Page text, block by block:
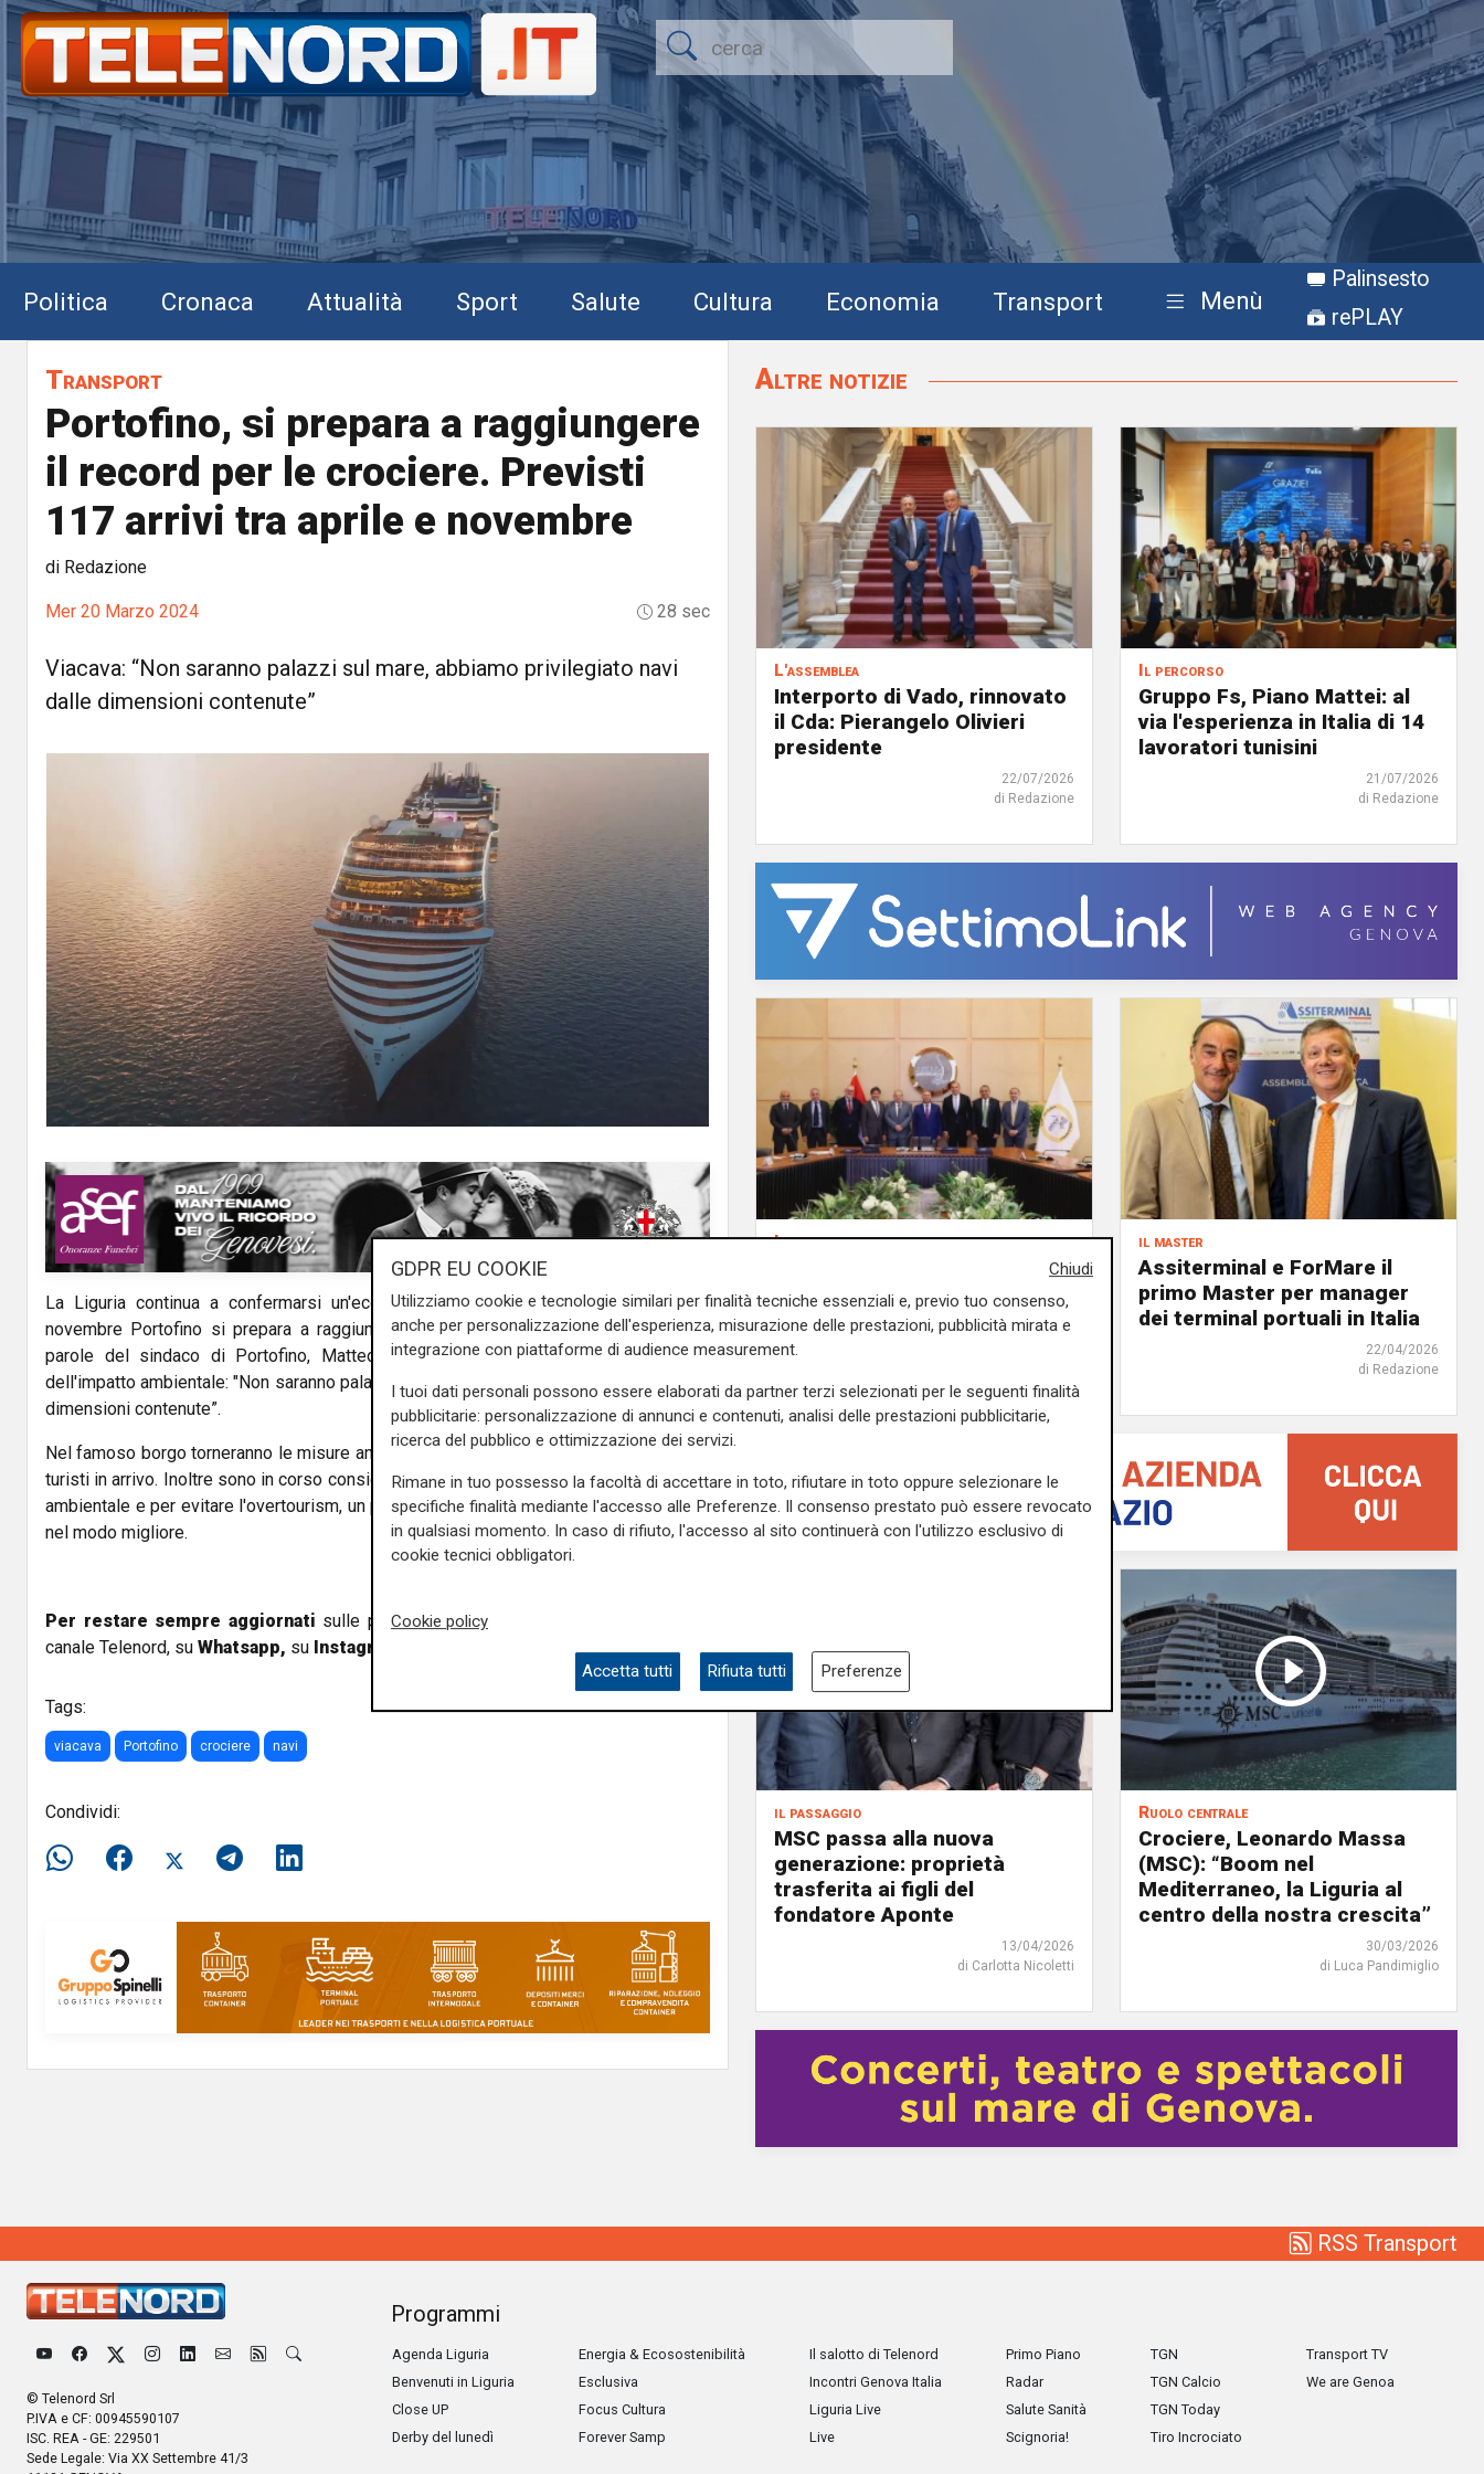
Politica Cronaca Attualità Sport Salute Cultura Economia Transport Menù
Palinsesto
rePLAY
Transport
Portofino, si prepara a raggiungere
il record per le crociere. Previsti
117 arrivi tra aprile e novembre
di Redazione
Mer 20 Marzo 2024 28 sec
Viacava: “Non saranno palazzi sul mare, abbiamo privilegiato navi
dalle dimensioni contenute”
La Liguria continua a confermarsi un'eccellenza in tema di crociere, tra aprile e
novembre Portofino si prepara a raggiungere un record con 117 arrivi previsti. Le
parole del sindaco di Portofino, Matteo Viacava, rassicurano dal punto di vista
dell'impatto ambientale: "Non saranno palazzi sul mare, abbiamo privilegiato navi dalle
dimensioni contenute”.
Nel famoso borgo torneranno le misure anti assembramento, per contenere la mole di
turisti in arrivo. Inoltre sono in corso considerazioni su ulteriori restrizioni, per la tutela
ambientale e per evitare l'overtourism, un problema purtroppo attuale e che va gestito
nel modo migliore.
Per restare sempre aggiornati sulle principali notizie sulla Liguria seguiteci sul
canale Telenord, su Whatsapp, su Instagram Facebook.
Tags:
viacava Portofino crociere navi
Condividi:
Altre notizie
L'assemblea
Interporto di Vado, rinnovato
il Cda: Pierangelo Olivieri
presidente
22/07/2026
di Redazione
Il percorso
Gruppo Fs, Piano Mattei: al
via l'esperienza in Italia di 14
lavoratori tunisini
21/07/2026
di Redazione
Il progetto
Egitto, Alstom alla guida di un
consorzio firma contratti da
690 milioni
il master
Assiterminal e ForMare il
primo Master per manager
dei terminal portuali in Italia
22/04/2026
di Redazione
il passaggio
MSC passa alla nuova
generazione: proprietà
trasferita ai figli del
fondatore Aponte
13/04/2026
di Carlotta Nicoletti
Ruolo centrale
Crociere, Leonardo Massa
(MSC): “Boom nel
Mediterraneo, la Liguria al
centro della nostra crescita”
30/03/2026
di Luca Pandimiglio
RSS Transport
© Telenord Srl
P.IVA e CF: 00945590107
ISC. REA - GE: 229501
Sede Legale: Via XX Settembre 41/3
Programmi
Agenda Liguria
Benvenuti in Liguria
Close UP
Derby del lunedì
Energia & Ecosostenibilità
Esclusiva
Focus Cultura
Forever Samp
Il salotto di Telenord
Incontri Genova Italia
Liguria Live
Live
Primo Piano
Radar
Salute Sanità
Scignoria!
TGN
TGN Calcio
TGN Today
Tiro Incrociato
Transport TV
We are Genoa
Chiudi
GDPR EU COOKIE
Utilizziamo cookie e tecnologie similari per finalità tecniche essenziali e, previo tuo consenso,
anche per personalizzazione dell'esperienza, misurazione delle prestazioni, pubblicità mirata e
integrazione con piattaforme di audience measurement.
I tuoi dati personali possono essere elaborati da partner terzi selezionati per le seguenti finalità
pubblicitarie: personalizzazione di annunci e contenuti, analisi delle prestazioni pubblicitarie,
ricerca del pubblico e ottimizzazione dei servizi.
Rimane in tuo possesso la facoltà di accettare in toto, rifiutare in toto oppure selezionare le
specifiche finalità mediante l'accesso alle Preferenze. Il consenso prestato può essere revocato
in qualsiasi momento. In caso di rifiuto, l'accesso al sito continuerà con l'utilizzo esclusivo di
cookie tecnici obbligatori.
Cookie policy
Accetta tutti Rifiuta tutti Preferenze